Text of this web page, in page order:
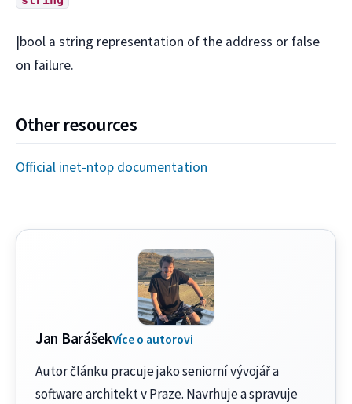
|bool a string representation of the address or false
on failure.
Other resources
Official inet-ntop documentation
Jan BarášekVíce o autorovi
Autor článku pracuje jako seniorní vývojář a
software architekt v Praze. Navrhuje a spravuje